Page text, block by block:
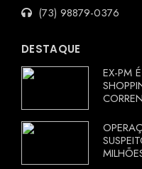
(73) 98879-0376
DESTAQUE
EX-PM